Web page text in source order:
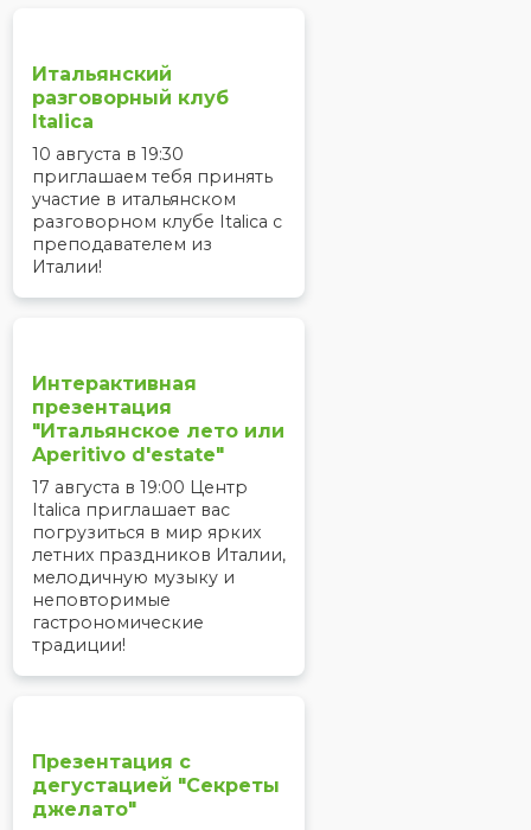
Итальянский
разговорный клуб
Italica
10 августа в 19:30
приглашаем тебя принять
участие в итальянском
разговорном клубе Italica с
преподавателем из
Италии!
Интерактивная
презентация
"Итальянское лето или
Aperitivo d'estate"
17 августа в 19:00 Центр
Italica приглашает вас
погрузиться в мир ярких
летних праздников Италии,
мелодичную музыку и
неповторимые
гастрономические
традиции!
Презентация с
дегустацией "Секреты
джелато"